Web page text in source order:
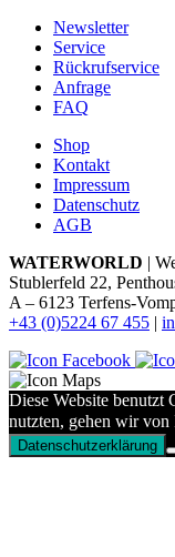
Newsletter
Service
Rückrufservice
Anfrage
FAQ
Shop
Kontakt
Impressum
Datenschutz
AGB
WATERWORLD |
Stublerfeld 22,
A – 6123 Terfens-
+43 (0)5224 67 455 |
Diese Website benutzt
nutzten, gehen wir von
Datenschutzerklärung